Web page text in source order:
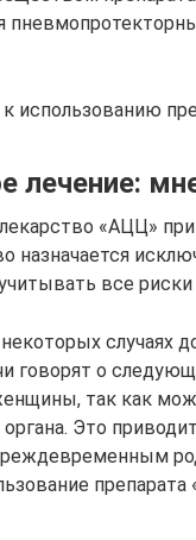
использованию
лечение:
«АЦЦ»
назначается
все
случаях
говорят о
так как
Это